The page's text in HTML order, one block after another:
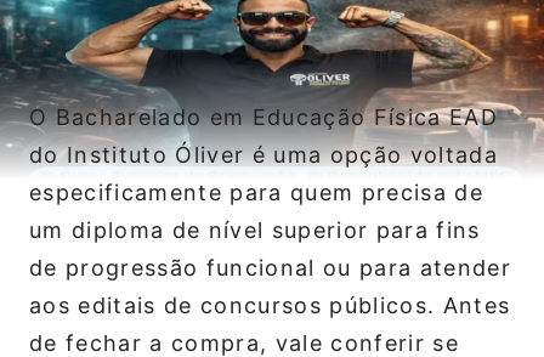
O Bacharelado em Educação Física EAD
do Instituto Óliver é uma opção voltada
especificamente para quem precisa de
um diploma de nível superior para fins
de progressão funcional ou para atender
aos editais de concursos públicos. Antes
de fechar a compra, vale conferir se